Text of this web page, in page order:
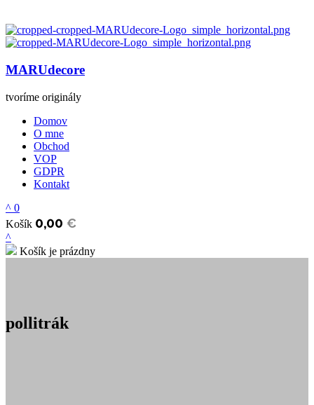
MARUdecore
tvoríme originály
Domov
O mne
Obchod
VOP
GDPR
Kontakt
0
Košík 0,00 €
Košík je prázdny
pollitrák